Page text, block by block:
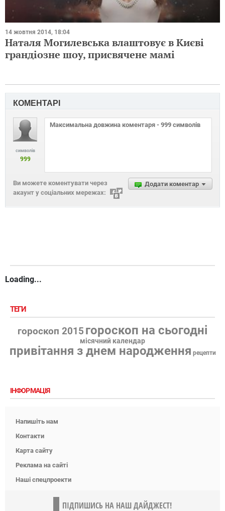
14 жовтня 2014, 18:04
Наталя Могилевська влаштовує в Києві
грандіозне шоу, присвячене мамі
КОМЕНТАРІ
символів
999
Додати коментар
Ви можете коментувати через
акаунт у соціальних мережах:
Loading...
ТЕГИ
гороскоп 2015 гороскоп на сьогодні
місячний календар
привітання з днем народження рецепти
ІНФОРМАЦІЯ
Напишіть нам
Контакти
Карта сайту
Реклама на сайті
Наші спецпроекти
ПІДПИШИСЬ НА НАШ ДАЙДЖЕСТ!